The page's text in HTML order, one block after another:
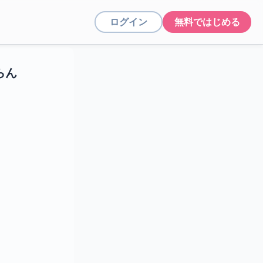
ログイン 無料ではじめる
ん